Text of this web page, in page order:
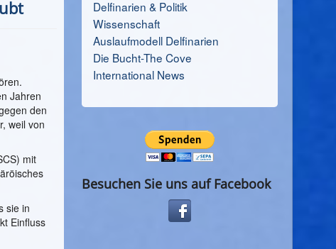
Jahren
den
weil von
mit
sie in
Einfluss
Delfinarien & Politik
Wissenschaft
Auslaufmodell Delfinarien
Die Bucht-The Cove
International News
Besuchen Sie uns auf Facebook